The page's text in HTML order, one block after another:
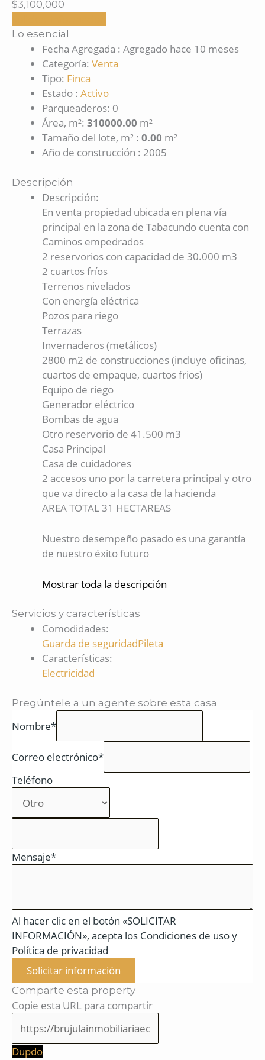
$3,100,000
Lo esencial
Fecha Agregada : Agregado hace 10 meses
Categoría: Venta
Tipo: Finca
Estado : Activo
Parqueaderos: 0
Área, m²: 310000.00 m²
Tamaño del lote, m² : 0.00 m²
Año de construcción : 2005
Descripción
Descripción:
En venta propiedad ubicada en plena vía
principal en la zona de Tabacundo cuenta con
Caminos empedrados
2 reservorios con capacidad de 30.000 m3
2 cuartos fríos
Terrenos nivelados
Con energía eléctrica
Pozos para riego
Terrazas
Invernaderos (metálicos)
2800 m2 de construcciones (incluye oficinas,
cuartos de empaque, cuartos frios)
Equipo de riego
Generador eléctrico
Bombas de agua
Otro reservorio de 41.500 m3
Casa Principal
Casa de cuidadores
2 accesos uno por la carretera principal y otro
que va directo a la casa de la hacienda
AREA TOTAL 31 HECTAREAS
Nuestro desempeño pasado es una garantía
de nuestro éxito futuro
Mostrar toda la descripción
Servicios y características
Comodidades:
Guarda de seguridadPileta
Características:
Electricidad
Pregúntele a un agente sobre esta casa
Nombre*
Correo electrónico*
Teléfono
Mensaje*
Al hacer clic en el botón «SOLICITAR
INFORMACIÓN», acepta los Condiciones de uso y
Política de privacidad
Solicitar información
Comparte esta property
Copie esta URL para compartir
Dupdo